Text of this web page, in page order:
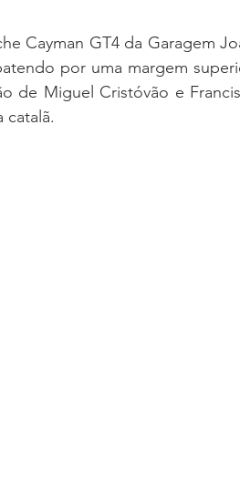
Cayman GT4 da Garagem
por uma margem
de Miguel Cristóvão e